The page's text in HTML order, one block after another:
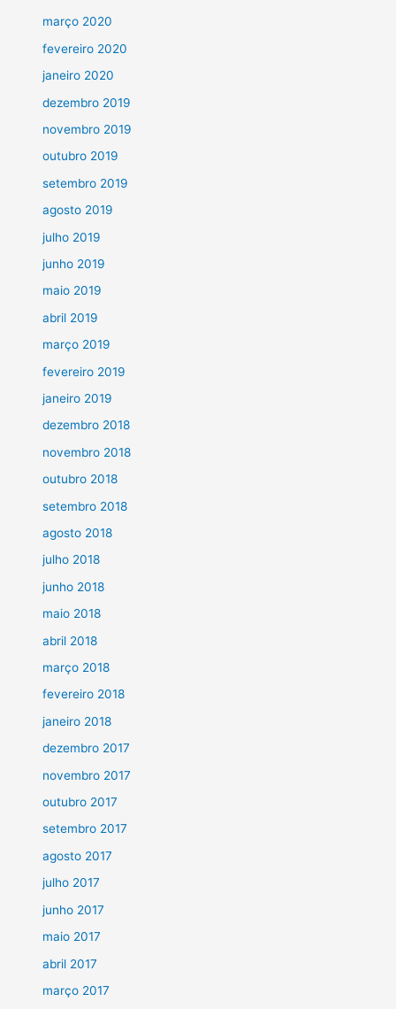
março 2020
fevereiro 2020
janeiro 2020
dezembro 2019
novembro 2019
outubro 2019
setembro 2019
agosto 2019
julho 2019
junho 2019
maio 2019
abril 2019
março 2019
fevereiro 2019
janeiro 2019
dezembro 2018
novembro 2018
outubro 2018
setembro 2018
agosto 2018
julho 2018
junho 2018
maio 2018
abril 2018
março 2018
fevereiro 2018
janeiro 2018
dezembro 2017
novembro 2017
outubro 2017
setembro 2017
agosto 2017
julho 2017
junho 2017
maio 2017
abril 2017
março 2017